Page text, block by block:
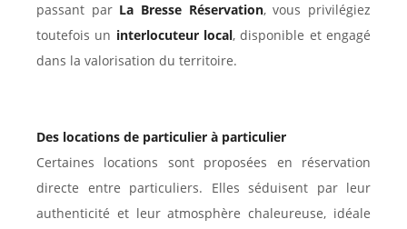
passant par La Bresse Réservation, vous privilégiez
toutefois un interlocuteur local, disponible et engagé
dans la valorisation du territoire.
Des locations de particulier à particulier
Certaines locations sont proposées en réservation
directe entre particuliers. Elles séduisent par leur
authenticité et leur atmosphère chaleureuse, idéale